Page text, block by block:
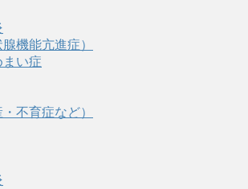
機能亢進症）
まい症
不育症など）